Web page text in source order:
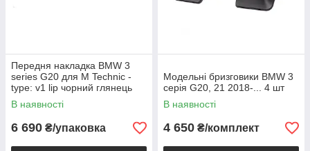
Передня накладка BMW 3
series G20 для M Technic -
type: v1 lip чорний глянець
В наявності
6 690 ₴/упаковка
Модельні бризговики BMW 3
серія G20, 21 2018-... 4 шт
В наявності
4 650 ₴/комплект